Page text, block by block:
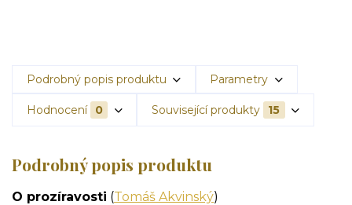
Podrobný popis produktu Parametry
Hodnocení 0 Související produkty 15
Podrobný popis produktu
O prozíravosti (Tomáš Akvinský)